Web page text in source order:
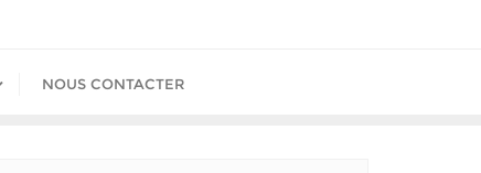
NOUS CONTACTER